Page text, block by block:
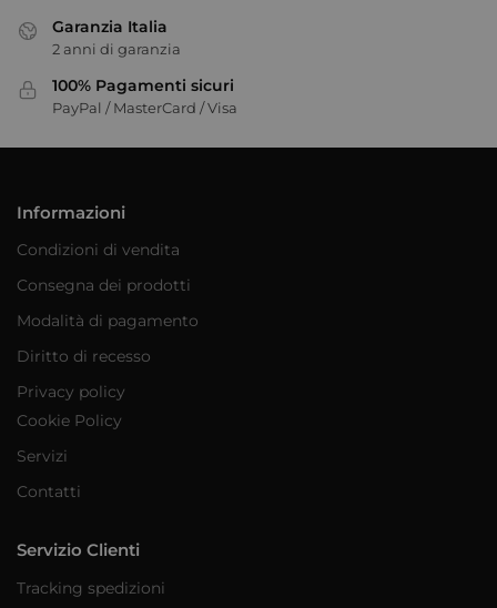
Garanzia Italia
2 anni di garanzia
100% Pagamenti sicuri
PayPal / MasterCard / Visa
Informazioni
Condizioni di vendita
Consegna dei prodotti
Modalità di pagamento
Diritto di recesso
Privacy policy
Cookie Policy
Servizi
Contatti
Servizio Clienti
Tracking spedizioni